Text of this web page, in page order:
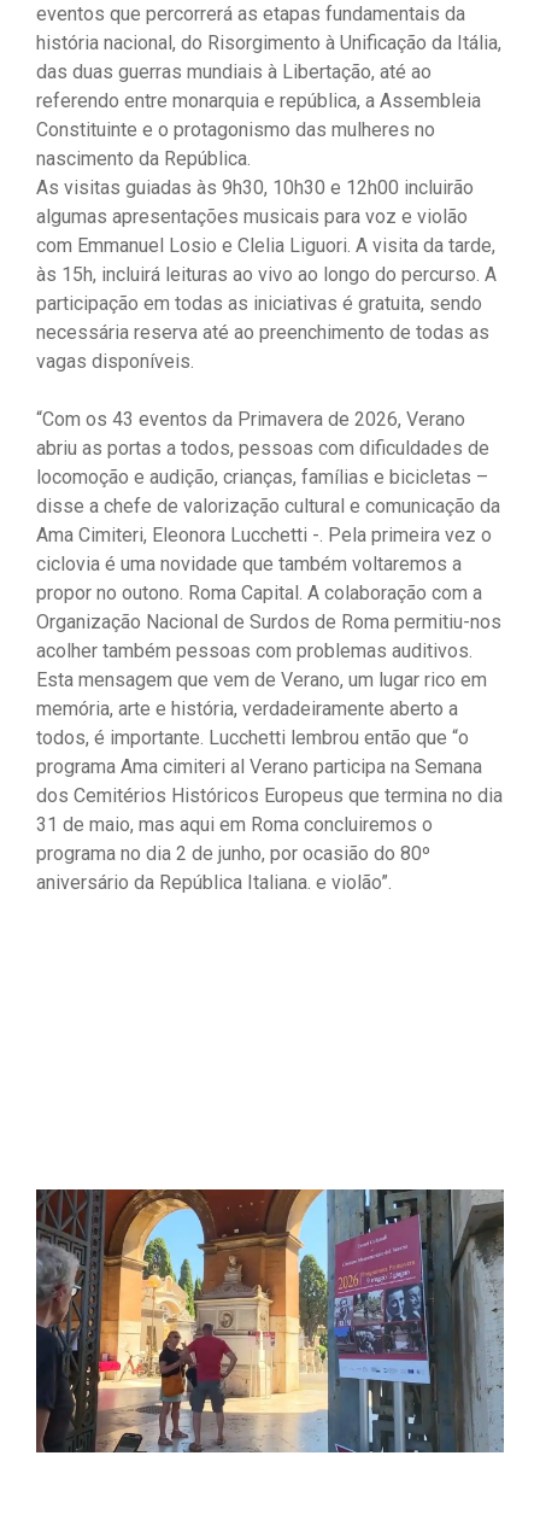
eventos que percorrerá as etapas fundamentais da
história nacional, do Risorgimento à Unificação da Itália,
das duas guerras mundiais à Libertação, até ao
referendo entre monarquia e república, a Assembleia
Constituinte e o protagonismo das mulheres no
nascimento da República.
As visitas guiadas às 9h30, 10h30 e 12h00 incluirão
algumas apresentações musicais para voz e violão
com Emmanuel Losio e Clelia Liguori. A visita da tarde,
às 15h, incluirá leituras ao vivo ao longo do percurso. A
participação em todas as iniciativas é gratuita, sendo
necessária reserva até ao preenchimento de todas as
vagas disponíveis.
“Com os 43 eventos da Primavera de 2026, Verano
abriu as portas a todos, pessoas com dificuldades de
locomoção e audição, crianças, famílias e bicicletas –
disse a chefe de valorização cultural e comunicação da
Ama Cimiteri, Eleonora Lucchetti -. Pela primeira vez o
ciclovia é uma novidade que também voltaremos a
propor no outono. Roma Capital. A colaboração com a
Organização Nacional de Surdos de Roma permitiu-nos
acolher também pessoas com problemas auditivos.
Esta mensagem que vem de Verano, um lugar rico em
memória, arte e história, verdadeiramente aberto a
todos, é importante. Lucchetti lembrou então que “o
programa Ama cimiteri al Verano participa na Semana
dos Cemitérios Históricos Europeus que termina no dia
31 de maio, mas aqui em Roma concluiremos o
programa no dia 2 de junho, por ocasião do 80º
aniversário da República Italiana. e violão”.